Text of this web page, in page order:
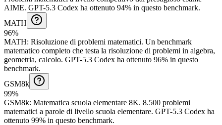
AIME. GPT-5.3 Codex ha ottenuto 94% in questo benchmark.
MATH
96%
MATH: Risoluzione di problemi matematici. Un benchmark
matematico completo che testa la risoluzione di problemi in algebra,
geometria, calcolo. GPT-5.3 Codex ha ottenuto 96% in questo
benchmark.
GSM8k
99%
GSM8k: Matematica scuola elementare 8K. 8.500 problemi
matematici a parole di livello scuola elementare. GPT-5.3 Codex ha
ottenuto 99% in questo benchmark.